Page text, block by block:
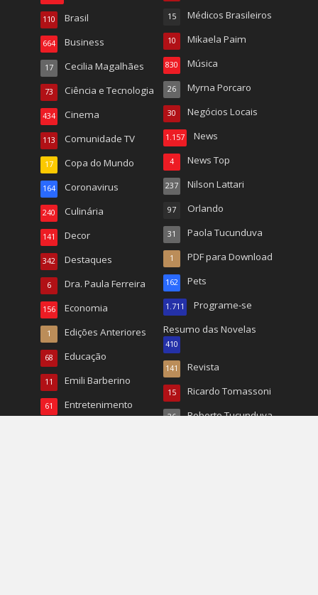
Brasil
110
Business
664
Cecilia Magalhães
17
Ciência e Tecnologia
73
Cinema
434
Comunidade TV
113
Copa do Mundo
17
Coronavirus
164
Culinária
240
Decor
141
Destaques
342
Dra. Paula Ferreira
6
Economia
156
Edições Anteriores
1
Educação
68
Emili Barberino
11
Entretenimento
61
Médicos Brasileiros
15
Mikaela Paim
10
Música
830
Myrna Porcaro
26
Negócios Locais
30
News
1.157
News Top
4
Nilson Lattari
237
Orlando
97
Paola Tucunduva
31
PDF para Download
1
Pets
162
Programe-se
1.711
Resumo das Novelas
410
Revista
141
Ricardo Tomassoni
15
Roberto Tucunduva
26